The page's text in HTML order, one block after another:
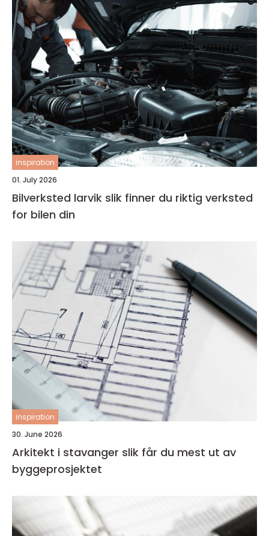
inspiration
01. July 2026
Bilverksted larvik slik finner du riktig verksted
for bilen din
inspiration
30. June 2026
Arkitekt i stavanger slik får du mest ut av
byggeprosjektet